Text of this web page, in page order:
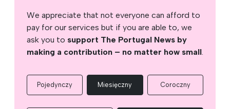
We appreciate that not everyone can afford to
pay for our services but if you are able to, we
ask you to support The Portugal News by
making a contribution – no matter how small.
Pojedynczy Miesięczny Coroczny